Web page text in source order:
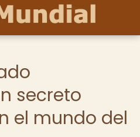
secreto
el mundo del